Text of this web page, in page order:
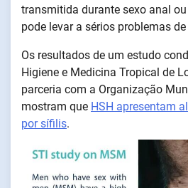
transmitida durante sexo anal
pode levar a sérios problemas
Os resultados de um estudo
Higiene e Medicina Tropical de
parceria com a Organização
mostram que HSH apresentam
por sífilis.